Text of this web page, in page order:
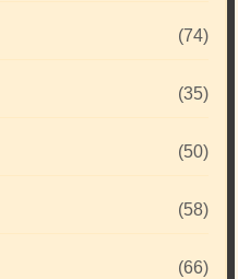
(74)
(35)
(50)
(58)
(66)